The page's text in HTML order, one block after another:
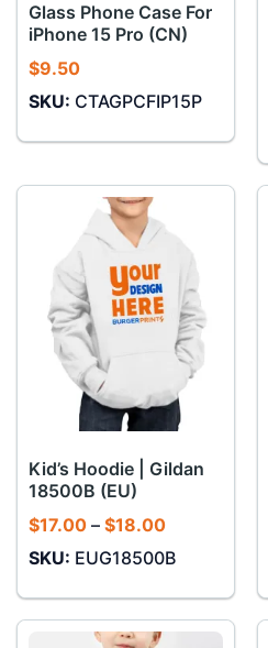
Glass Phone Case For
iPhone 15 Pro (CN)
$9.50
SKU: CTAGPCFIP15P
Kid’s Hoodie | Gildan
18500B (EU)
$17.00 – $18.00Khoảng
từ
đến
SKU: EUG18500B